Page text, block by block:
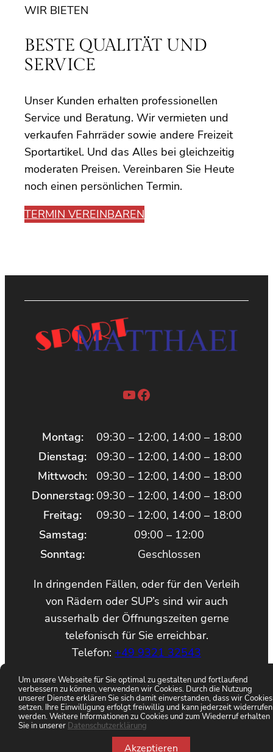
Um unsere Webseite für Sie optimal zu gestalten und fortlaufend
verbessern zu können, verwenden wir Cookies. Durch die Nutzung
unserer Dienste erklären Sie sich damit einverstanden, dass wir Cookies
setzen. Ihre Einwilligung erfolgt freiwillig und kann jederzeit widerrufen
werden. Weitere Informationen zu Cookies und zum Wiederruf erhalten
Sie in unserer Datenschutzerklärung
Akzeptieren
WIR BIETEN
BESTE QUALITÄT UND
SERVICE
Unser Kunden erhalten professionellen
Service und Beratung. Wir vermieten und
verkaufen Fahrräder sowie andere Freizeit
Sportartikel. Und das Alles bei gleichzeitig
moderaten Preisen. Vereinbaren Sie Heute
noch einen persönlichen Termin.
TERMIN VEREINBAREN
YouTube
Facebook
Montag:
09:30 – 12:00, 14:00 – 18:00
Dienstag:
09:30 – 12:00, 14:00 – 18:00
Mittwoch:
09:30 – 12:00, 14:00 – 18:00
Donnerstag: 09:30 – 12:00, 14:00 – 18:00
Freitag:
09:30 – 12:00, 14:00 – 18:00
Samstag:
09:00 – 12:00
Sonntag:
Geschlossen
In dringenden Fällen, oder für den Verleih
von Rädern oder SUP’s sind wir auch
ausserhalb der Öffnungszeiten gerne
telefonisch für Sie erreichbar.
Telefon: +49 9321 32543
Datenschutzerklärung
Good to know
Impressum